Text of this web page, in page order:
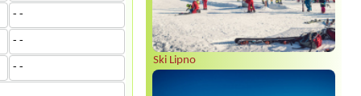
Ski Lipno
- -
- -
- -